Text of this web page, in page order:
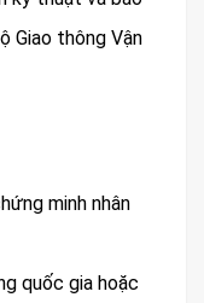
Giao thông Vận
minh nhân
quốc gia hoặc